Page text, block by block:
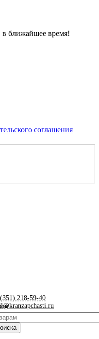
ближайшее время!
соглашения
218-59-40